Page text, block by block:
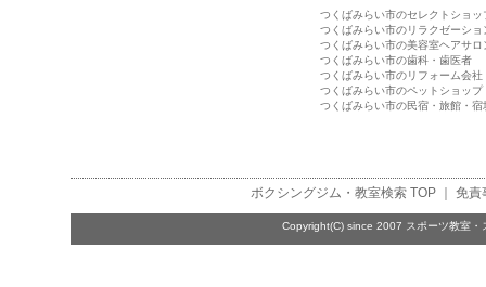
つくばみらい市のセレクトショッ
つくばみらい市のリラクゼーショ
つくばみらい市の美容室ヘアサロ
つくばみらい市の歯科・歯医者
つくばみらい市のリフォーム会社
つくばみらい市のペットショップ
つくばみらい市の民宿・旅館・宿
ボクシングジム・教室検索TOP ｜ 免責
Copyright(C) since 2007 スポーツ教室・